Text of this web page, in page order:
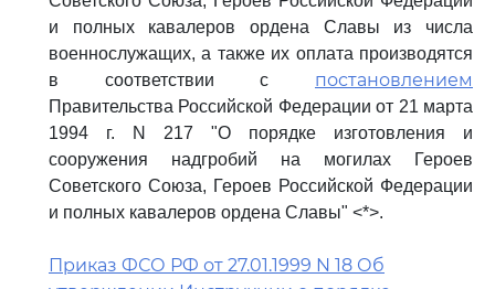
и полных кавалеров ордена Славы из числа
военнослужащих, а также их оплата производятся
в соответствии с постановлением
Правительства Российской Федерации от 21 марта
1994 г. N 217 "О порядке изготовления и
сооружения надгробий на могилах Героев
Советского Союза, Героев Российской Федерации
и полных кавалеров ордена Славы" <*>.
Приказ ФСО РФ от 27.01.1999 N 18 Об